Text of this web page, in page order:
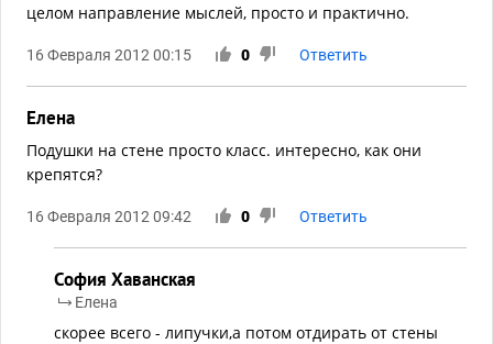
целом направление мыслей, просто и практично.
16 Февраля 2012 00:15 0 Ответить
Елена
Подушки на стене просто класс. интересно, как они
крепятся?
16 Февраля 2012 09:42 0 Ответить
София Хаванская
Елена
скорее всего - липучки,а потом отдирать от стены